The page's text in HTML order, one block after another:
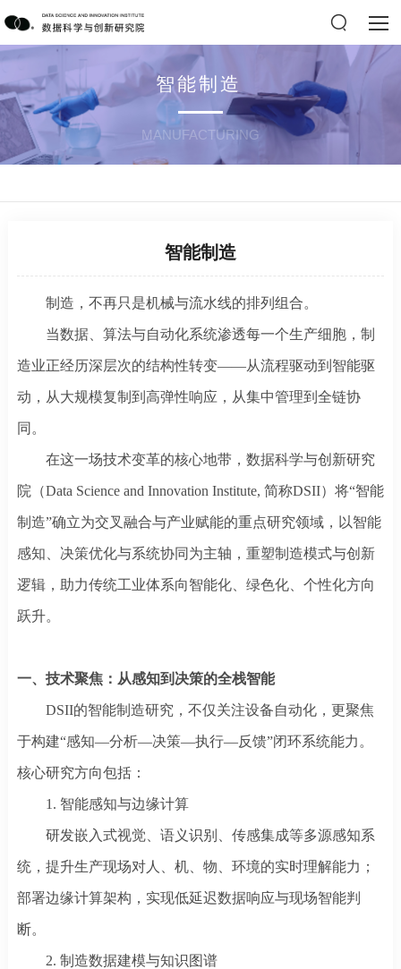
智能制造
MANUFACTURING
智能制造
制造，不再只是机械与流水线的排列组合。
当数据、算法与自动化系统渗透每一个生产细胞，制
造业正经历深层次的结构性转变——从流程驱动到智能驱
动，从大规模复制到高弹性响应，从集中管理到全链协
同。
在这一场技术变革的核心地带，数据科学与创新研究
院（Data Science and Innovation Institute, 简称DSII）将“智能
制造”确立为交叉融合与产业赋能的重点研究领域，以智能
感知、决策优化与系统协同为主轴，重塑制造模式与创新
逻辑，助力传统工业体系向智能化、绿色化、个性化方向
跃升。
一、 技术聚焦： 从感知到决策的全栈智能
DSII的智能制造研究，不仅关注设备自动化，更聚焦
于构建“感知—分析—决策—执行—反馈”闭环系统能力。
核心研究方向包括：
1. 智能感知与边缘计算
研发嵌入式视觉、语义识别、传感集成等多源感知系
统，提升生产现场对人、机、物、环境的实时理解能力；
部署边缘计算架构，实现低延迟数据响应与现场智能判
断。
2. 制造数据建模与知识图谱